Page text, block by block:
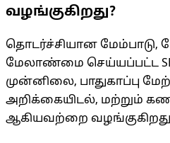
வழங்குகிறது?
தொடர்ச்சியான மேம்பாடு,
மேலாண்மை செய்யப்பட்ட
முன்னிலை, பாதுகாப்பு
அறிக்கையிடல், மற்றும்
ஆகியவற்றை